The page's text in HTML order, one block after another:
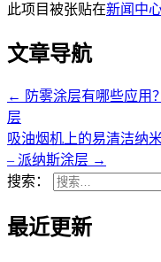
此项目被张贴在新闻中
文章导航
← 防雾涂层有哪些应用
层
吸油烟机上的易清洁纳
– 派纳斯涂层 →
搜索：
最近更新